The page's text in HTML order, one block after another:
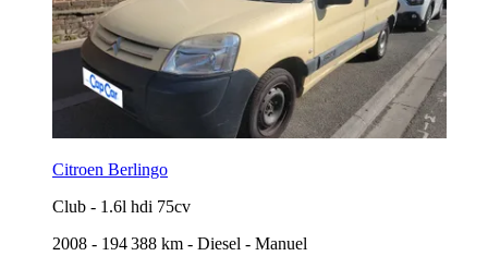
Citroen Berlingo
Club - 1.6l hdi 75cv
2008 - 194 388 km - Diesel - Manuel